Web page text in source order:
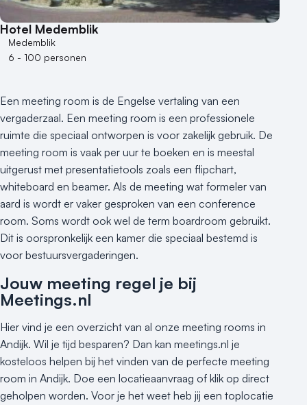
Hotel Medemblik
Medemblik
6 - 100 personen
Een meeting room is de Engelse vertaling van een
vergaderzaal. Een meeting room is een professionele
ruimte die speciaal ontworpen is voor zakelijk gebruik. De
meeting room is vaak per uur te boeken en is meestal
uitgerust met presentatietools zoals een flipchart,
whiteboard en beamer. Als de meeting wat formeler van
aard is wordt er vaker gesproken van een conference
room. Soms wordt ook wel de term boardroom gebruikt.
Dit is oorspronkelijk een kamer die speciaal bestemd is
voor bestuursvergaderingen.
Jouw meeting regel je bij
Meetings.nl
Hier vind je een overzicht van al onze meeting rooms in
Andijk. Wil je tijd besparen? Dan kan meetings.nl je
kosteloos helpen bij het vinden van de perfecte meeting
room in Andijk. Doe een locatieaanvraag of klik op direct
geholpen worden. Voor je het weet heb jij een toplocatie